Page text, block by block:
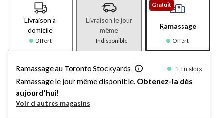
Livraison à
domicile
Offert
Livraison le jour
même
Indisponible
Gratuit
Ramassage
Offert
Ramassage au Toronto Stockyards 1 En stock
Ramassage le jour même disponible. Obtenez-la dès
aujourd'hui!
Voir d'autres magasins